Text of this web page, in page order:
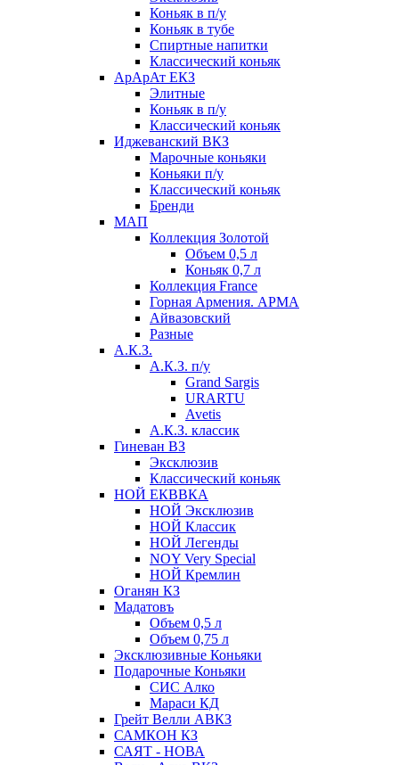
Коньяк в п/у
Коньяк в тубе
Спиртные напитки
Классический коньяк
АрАрАт ЕКЗ
Элитные
Коньяк в п/у
Классический коньяк
Иджеванский ВКЗ
Марочные коньяки
Коньяки п/у
Классический коньяк
Бренди
МАП
Коллекция Золотой
Объем 0,5 л
Коньяк 0,7 л
Коллекция France
Горная Армения. АРМА
Айвазовский
Разные
А.К.З.
А.К.З. п/у
Grand Sargis
URARTU
Avetis
А.К.З. классик
Гиневан ВЗ
Эксклюзив
Классический коньяк
НОЙ ЕКВВКА
НОЙ Эксклюзив
НОЙ Классик
НОЙ Легенды
NOY Very Speсial
НОЙ Кремлин
Оганян КЗ
Мадатовъ
Объем 0,5 л
Объем 0,75 л
Эксклюзивные Коньяки
Подарочные Коньяки
СИС Алко
Мараси КД
Грейт Велли АВКЗ
САМКОН КЗ
САЯТ - НОВА